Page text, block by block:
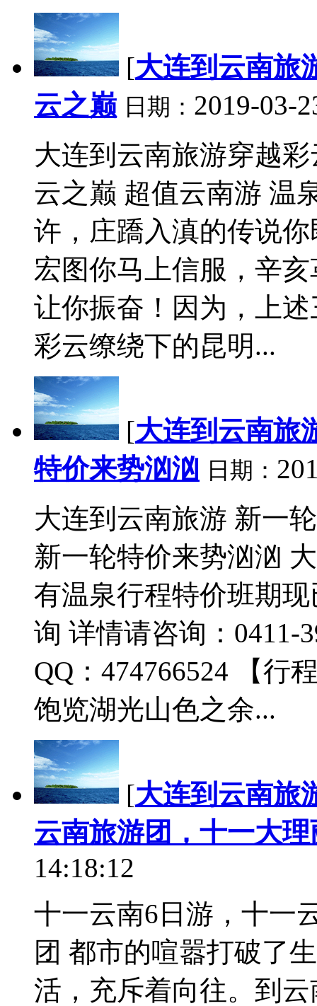
[大连到云南旅
云之巅 日期： 2019-03-
大连到云南旅游穿越
云之巅 超值云南游 温
许，庄蹻入滇的传说
宏图你马上信服，辛
让你振奋！因为，上
彩云缭绕下的昆明...
[大连到云南旅
特价来势汹汹 日期：
大连到云南旅游 新一
新一轮特价来势汹汹
有温泉行程特价班期
询 详情请咨询：0411-
QQ：474766524 【行
饱览湖光山色之余...
[大连到云南旅
云南旅游团，十一大
14:18:12
十一云南6日游，十一
团 都市的喧嚣打破了
活，充斥着向往。到